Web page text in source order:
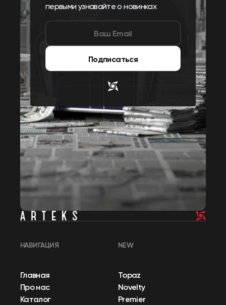
первыми узнавайте о новинках
Подписаться
НАВИГАЦИЯ
Главная
Про нас
Каталог
NEW
Topaz
Novelty
Premier